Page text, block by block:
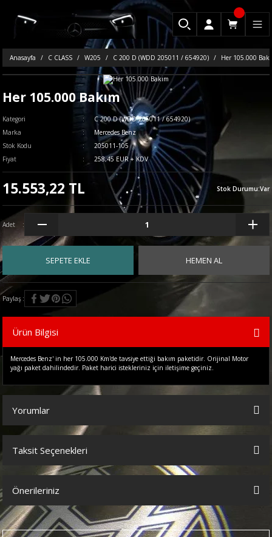
Anasayfa C CLASS W205 C 200 D (WDD 205011 / 654920) Her 105.000
Her 105.000 Bakım
Kategori
C 200 D (WDD 205011 / 654920)
Marka
Mercedes Benz
Stok Kodu
205011-105
Fiyat
258,45 EUR + KDV
15.553,22 TL Stok Durumu:Var
Adet
SEPETE EKLE HEMEN AL
Paylaş
Ürün Bilgisi
Mercedes Benz' in her 105.000 Km'de tavsiye ettiği bakım paketidir. Orijinal Motor
yağı paket dahilindedir. Paket harici istekleriniz için iletişime geçiniz.
Yorumlar
Bu ürüne ilk yorumu siz yapın!
Taksit Seçenekleri
Önerileriniz
Bu ürünün fiyat bilgisi, resim, ürün açıklamalarında ve diğer
konularda yetersiz gördüğünüz noktaları öneri formunu kullanarak